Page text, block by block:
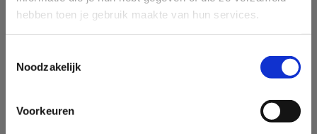
hebben toen je gebruik maakte van hun services.
Noodzakelijk
Voorkeuren
Schrijf je in op onze CIM
nieuwsbrief!
over mediabereik en mediaconsumptie
Vanaf 15 april is de rapportering van webratings aangepast in
de software en in de publicatie van TOP 20 Programma
rankings. De komende weken wordt de aangepaste
webrating retroactief herleverd in de software (i.e. vanaf 1
opnieuw gepubliceerd.